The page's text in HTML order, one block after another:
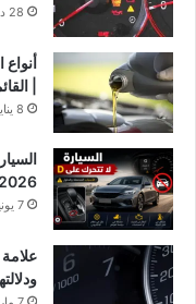
28 ديسمبر، 2022
|
8 يناير، 2025
2026
7 يونيو، 2026